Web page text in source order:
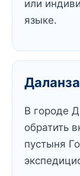
или
языке.
В городе
обратить
пустыня